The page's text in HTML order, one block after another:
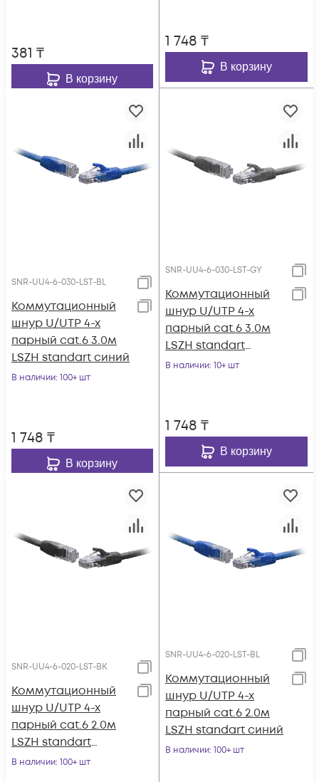
381 ₸
В корзину
1 748 ₸
В корзину
SNR-UU4-6-030-LST-BL
Коммутационный
шнур U/UTP 4-х
парный cat.6 3.0м
LSZH standart синий
В наличии: 100+ шт
1 748 ₸
В корзину
SNR-UU4-6-030-LST-GY
Коммутационный
шнур U/UTP 4-х
парный cat.6 3.0м
LSZH standart
серый
В наличии: 10+ шт
1 748 ₸
В корзину
SNR-UU4-6-020-LST-BK
Коммутационный
шнур U/UTP 4-х
парный cat.6 2.0м
LSZH standart
чёрный
В наличии: 100+ шт
SNR-UU4-6-020-LST-BL
Коммутационный
шнур U/UTP 4-х
парный cat.6 2.0м
LSZH standart синий
В наличии: 100+ шт